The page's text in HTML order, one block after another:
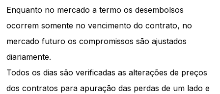
Enquanto no mercado a termo os desembolsos
ocorrem somente no vencimento do contrato, no
mercado futuro os compromissos são ajustados
diariamente.
Todos os dias são verificadas as alterações de preços
dos contratos para apuração das perdas de um lado e